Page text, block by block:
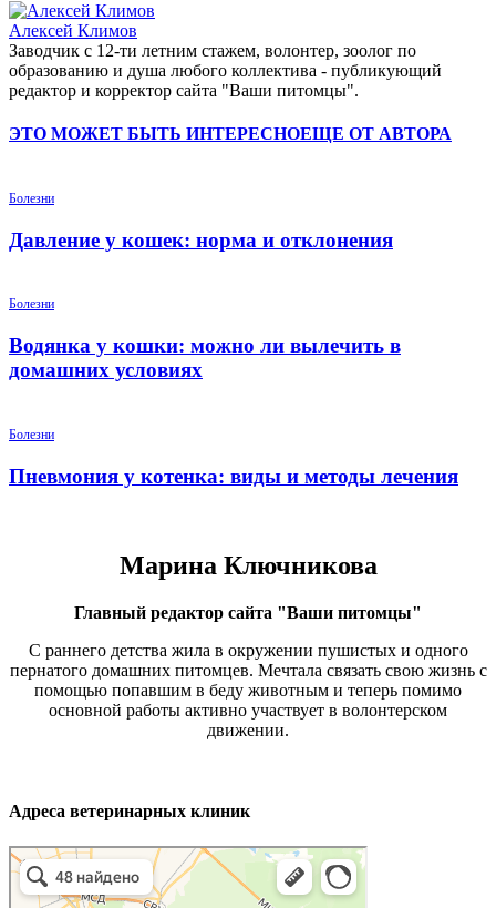
Алексей Климов
Заводчик c 12-ти летним стажем, волонтер, зоолог по
образованию и душа любого коллектива - публикующий
редактор и корректор сайта "Ваши питомцы".
ЭТО МОЖЕТ БЫТЬ ИНТЕРЕСНОЕЩЕ ОТ АВТОРА
Болезни
Давление у кошек: норма и отклонения
Болезни
Водянка у кошки: можно ли вылечить в
домашних условиях
Болезни
Пневмония у котенка: виды и методы лечения
Марина Ключникова
Главный редактор сайта "Ваши питомцы"
С раннего детства жила в окружении пушистых и одного
пернатого домашних питомцев. Мечтала связать свою жизнь с
помощью попавшим в беду животным и теперь помимо
основной работы активно участвует в волонтерском
движении.
Адреса ветеринарных клиник